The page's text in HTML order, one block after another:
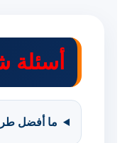
أسئلة
ما أفضل